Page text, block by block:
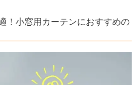
！小窓用カーテンにおすすめの